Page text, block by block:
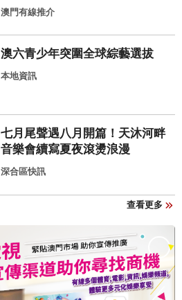
澳門有線推介
澳六青少年突圍全球綜藝選拔
本地資訊
七月尾聲遇八月開篇！天沐河畔
音樂會續寫夏夜滾燙浪漫
深合區快訊
查看更多